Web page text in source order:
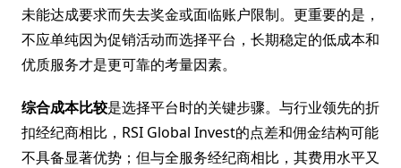
未能达成要求而失去奖金或面临账户限制。更重要的是，
不应单纯因为促销活动而选择平台，长期稳定的低成本和
优质服务才是更可靠的考量因素。
综合成本比较是选择平台时的关键步骤。与行业领先的折
扣经纪商相比，RSI Global Invest的点差和佣金结构可能
不具备显著优势；但与全服务经纪商相比，其费用水平又